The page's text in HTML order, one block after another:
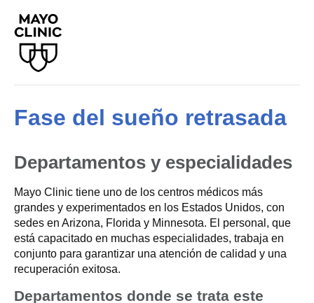
Fase del sueño retrasada
Departamentos y especialidades
Mayo Clinic tiene uno de los centros médicos más
grandes y experimentados en los Estados Unidos, con
sedes en Arizona, Florida y Minnesota. El personal, que
está capacitado en muchas especialidades, trabaja en
conjunto para garantizar una atención de calidad y una
recuperación exitosa.
Departamentos donde se trata este